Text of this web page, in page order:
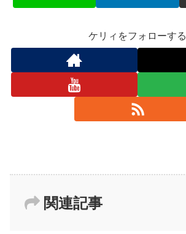
ケリィをフォローする
関連記事